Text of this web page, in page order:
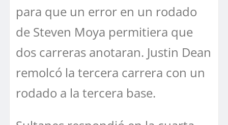
para que un error en un rodado
de Steven Moya permitiera que
dos carreras anotaran. Justin Dean
remolcó la tercera carrera con un
rodado a la tercera base.